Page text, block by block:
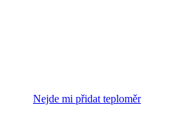
Nejde mi přidat teploměr